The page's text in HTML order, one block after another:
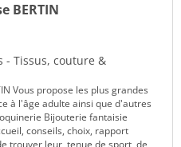
BERTIN
- Tissus, couture &
Vous propose les plus grandes
à l'âge adulte ainsi que d'autres
Bijouterie fantaisie
conseils, choix, rapport
trouver leur tenue de sport, de